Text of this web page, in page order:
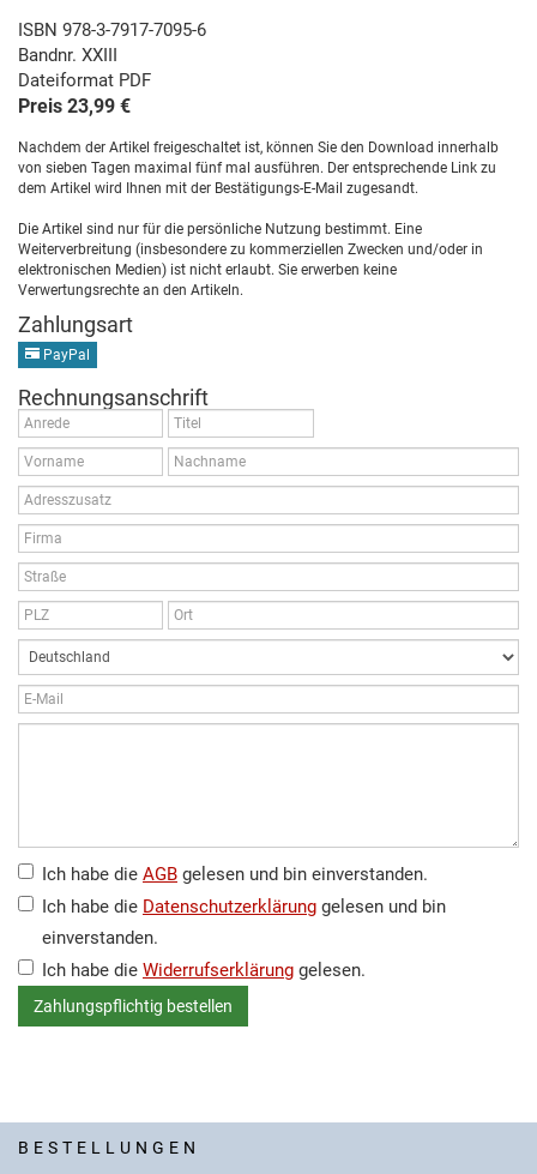
ISBN 978-3-7917-7095-6
Bandnr. XXIII
Dateiformat PDF
Preis 23,99 €
Nachdem der Artikel freigeschaltet ist, können Sie den Download innerhalb
von sieben Tagen maximal fünf mal ausführen. Der entsprechende Link zu
dem Artikel wird Ihnen mit der Bestätigungs-E-Mail zugesandt.
Die Artikel sind nur für die persönliche Nutzung bestimmt. Eine
Weiterverbreitung (insbesondere zu kommerziellen Zwecken und/oder in
elektronischen Medien) ist nicht erlaubt. Sie erwerben keine
Verwertungsrechte an den Artikeln.
Zahlungsart
PayPal
Rechnungsanschrift
Ich habe die AGB gelesen und bin einverstanden.
Ich habe die Datenschutzerklärung gelesen und bin
einverstanden.
Ich habe die Widerrufserklärung gelesen.
BESTELLUNGEN